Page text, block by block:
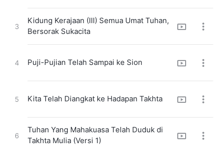
3
Kidung Kerajaan (III) Semua Umat Tuhan,
Bersorak Sukacita
4 Puji-Pujian Telah Sampai ke Sion
5 Kita Telah Diangkat ke Hadapan Takhta
6
Tuhan Yang Mahakuasa Telah Duduk di
Takhta Mulia (Versi 1)